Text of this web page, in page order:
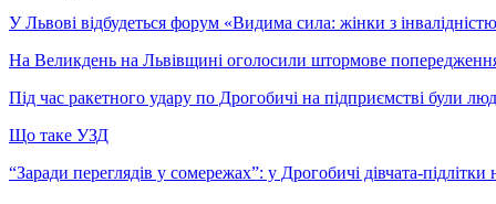
У Львові відбудеться форум «Видима сила: жінки з
На Великдень на Львівщині оголосили штормове
Під час ракетного удару по Дрогобичі на підприємстві були
Що таке УЗД
“Заради переглядів у сомережах”: у Дрогобичі дівчата-